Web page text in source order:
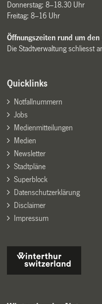
Donnerstag: 8–18.30 Uhr
Freitag: 8–16 Uhr
Öffnungszeiten rund um den
Die Stadtverwaltung schliesst
Quicklinks
Notfallnummern
Jobs
Medienmitteilungen
Medien
Newsletter
Stadtpläne
Superblock
Datenschutzerklärung
Disclaimer
Impressum